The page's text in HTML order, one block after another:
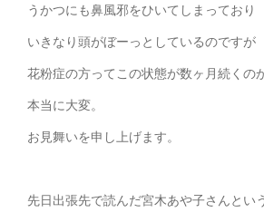
うかつにも鼻風邪をひいてしまっており
いきなり頭がぼーっとしているのですが
花粉症の方ってこの状態が数ヶ月続くの
本当に大変。
お見舞いを申し上げます。
先日出張先で読んだ宮木あや子さんとい